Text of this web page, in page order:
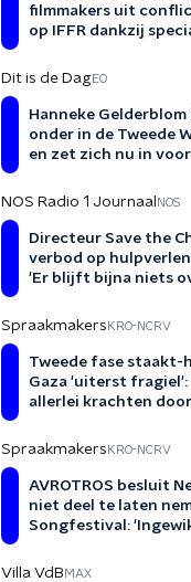
filmmakers uit
op IFFR dankzij
Dit is de DagEO
Hanneke
onder in de Tweede
en zet zich nu in
NOS Radio 1 Journaal NOS
Directeur Save the
verbod op
'Er blijft bijna niets
Spraakmakers KRO-NCRV
Tweede fase staakt-
Gaza 'uiterst fragiel':
allerlei krachten
Spraakmakers KRO-NCRV
AVROTROS besluit
niet deel te laten
Songfestival:
Villa VdB MAX